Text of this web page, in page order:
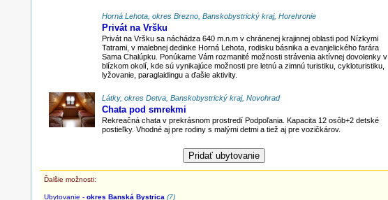
Horná Lehota, okres Brezno, Banskobystrický kraj, Horehronie
Privát na Vršku
Privát na Vršku sa náchádza 640 m.n.m v chránenej krajinnej oblasti pod Nízkymi
Tatrami, v malebnej dedinke Horná Lehota, rodisku básnika a evanjelického farára
Sama Chalúpku. Ponúkame Vám rozmanité možnosti strávenia aktívnej dovolenky v
blízkom okolí, kde sú vynikajúce možnosti pre letnú a zimnú turistiku, cykloturistiku,
lyžovanie, paraglaidingu a ďašie aktivity.
Látky, okres Detva, Banskobystrický kraj, Novohrad
Chata pod smrekmi
Rekreačná chata v prekrásnom prostredí Podpoľania. Kapacita 12 osôb+2 detské
postieľky. Vhodné aj pre rodiny s malými detmi a tiež aj pre vozičkárov.
Ďalšie možnosti:
Ubytovanie - okres Banská Bystrica (7)